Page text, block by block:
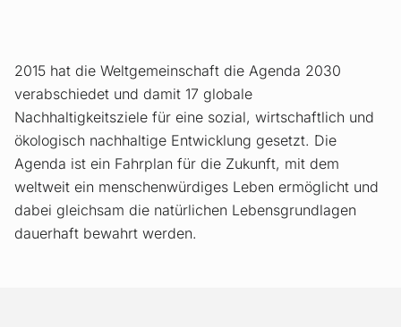
2015 hat die Weltgemeinschaft die Agenda 2030
verabschiedet und damit 17 globale
Nachhaltigkeitsziele für eine sozial, wirtschaftlich und
ökologisch nachhaltige Entwicklung gesetzt. Die
Agenda ist ein Fahrplan für die Zukunft, mit dem
weltweit ein menschenwürdiges Leben ermöglicht und
dabei gleichsam die natürlichen Lebensgrundlagen
dauerhaft bewahrt werden.